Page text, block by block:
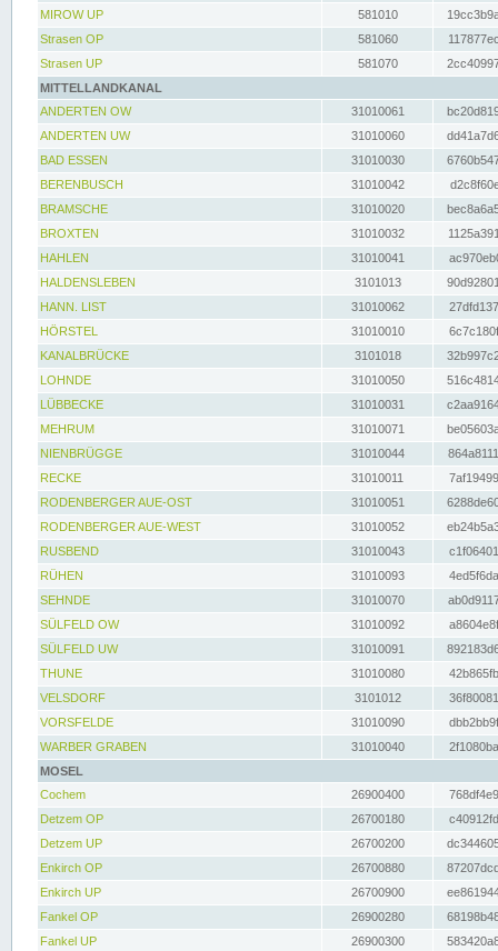
MIROW UP
581010
Strasen OP
581060
Strasen UP
581070
MITTELLANDKANAL
ANDERTEN OW
31010061
ANDERTEN UW
31010060
BAD ESSEN
31010030
BERENBUSCH
31010042
BRAMSCHE
31010020
BROXTEN
31010032
HAHLEN
31010041
HALDENSLEBEN
3101013
HANN. LIST
31010062
HÖRSTEL
31010010
KANALBRÜCKE
3101018
LOHNDE
31010050
LÜBBECKE
31010031
MEHRUM
31010071
NIENBRÜGGE
31010044
RECKE
31010011
RODENBERGER AUE-OST
31010051
RODENBERGER AUE-WEST
31010052
RUSBEND
31010043
RÜHEN
31010093
SEHNDE
31010070
SÜLFELD OW
31010092
SÜLFELD UW
31010091
THUNE
31010080
VELSDORF
3101012
VORSFELDE
31010090
WARBER GRABEN
31010040
MOSEL
Cochem
26900400
Detzem OP
26700180
Detzem UP
26700200
Enkirch OP
26700880
Enkirch UP
26700900
Fankel OP
26900280
Fankel UP
26900300